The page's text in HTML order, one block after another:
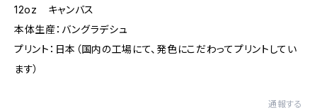
12oz キャンバス
本体生産：バングラデシュ
プリント：日本（国内の工場にて、発色にこだわってプリントしてい
ます）
通報する